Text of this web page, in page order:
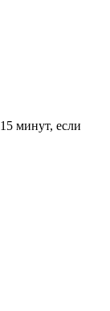
минут, если